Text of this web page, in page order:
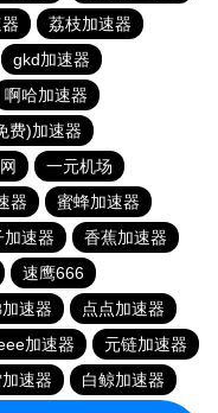
荔枝加速器
gkd加速器
啊哈加速器
费)加速器
一元机场
器
蜜蜂加速器
加速器
香蕉加速器
速鹰666
速器
点点加速器
加速器
元链加速器
速器
白鲸加速器